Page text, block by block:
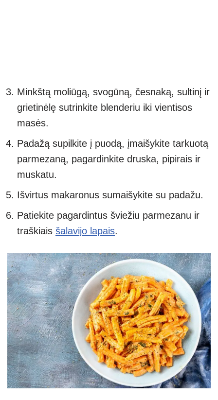
Minkštą moliūgą, svogūną, česnaką, sultinį ir
grietinėlę sutrinkite blenderiu iki vientisos
masės.
Padažą supilkite į puodą, įmaišykite tarkuotą
parmezaną, pagardinkite druska, pipirais ir
muskatu.
Išvirtus makaronus sumaišykite su padažu.
Patiekite pagardintus šviežiu parmezanu ir
traškiais šalavijo lapais.